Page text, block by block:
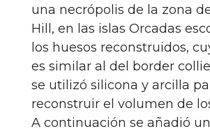
una necrópolis de la zona
Hill, en las islas Orcadas
los huesos reconstruidos,
es similar al del border
se utilizó silicona y arcilla
reconstruir el volumen de
A continuación se añadió